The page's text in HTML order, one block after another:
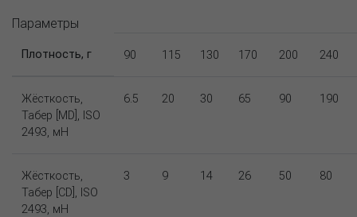
Параметры
Плотность, г 90 115 130 170 200 240
Жёсткость,
Табер [MD], ISO
2493, мН
6.5 20 30 65 90 190
Жёсткость,
Табер [CD], ISO
2493, мН
3 9 14 26 50 80